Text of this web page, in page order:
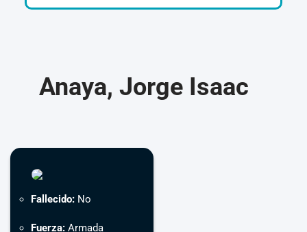
Anaya, Jorge Isaac
Fallecido: No
Fuerza: Armada